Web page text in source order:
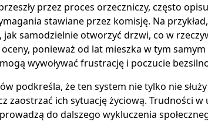
przez proces orzeczniczy, często
stawiane przez komisję. Na
jak samodzielnie otworzyć drzwi, co w
ponieważ od lat mieszka w tym
wywoływać frustrację i poczucie
podkreśla, że ten system nie tylko nie
zaostrzać ich sytuację życiową. Trudności w
do dalszego wykluczenia